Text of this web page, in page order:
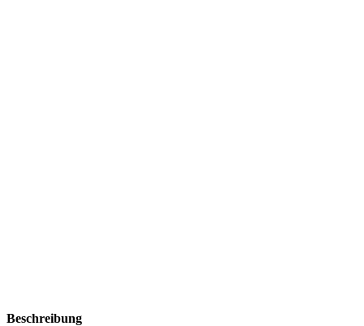
Beschreibung